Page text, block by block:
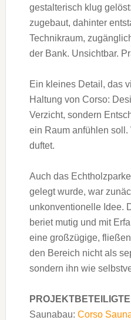
gestalterisch klug
zugebaut, dahinter
Technikraum,
der Bank. Unsichtbar.
Ein kleines Detail, das
Haltung von Corso:
Verzicht, sondern
ein Raum anfühlen
duftet.
Auch das
gelegt wurde, war
unkonventionelle Idee.
beriet mutig und mit
eine großzügige,
den Bereich nicht als
sondern ihn wie
PROJEKTBETEILIGTE
Saunabau: Corso